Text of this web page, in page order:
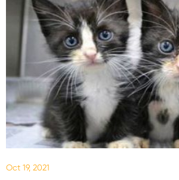
Oct 19, 2021